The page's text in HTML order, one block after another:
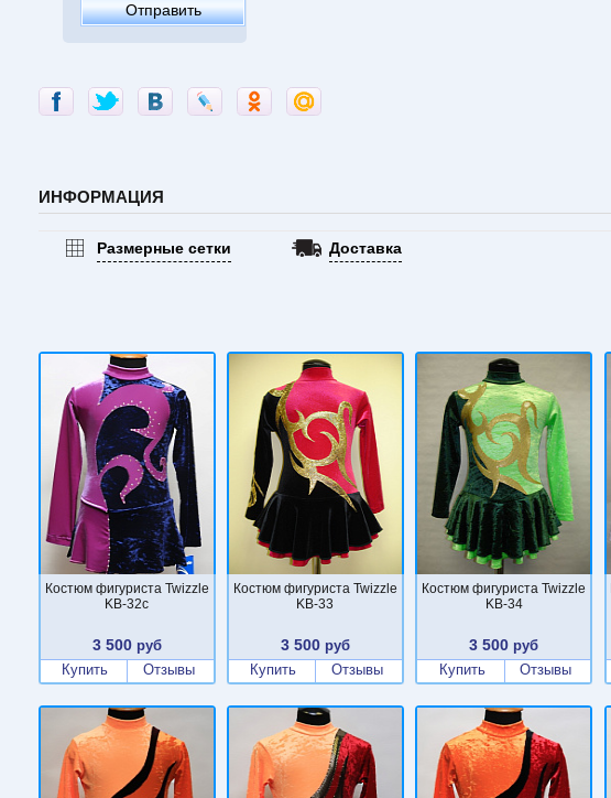
ИНФОРМАЦИЯ
Размерные сетки Доставка
Костюм фигуриста Twizzle
KB-32c
3 500руб
Купить
Отзывы
Костюм фигуриста Twizzle
KB-33
3 500руб
Купить
Отзывы
Костюм фигуриста Twizzle
KB-34
3 500 руб
Купить
Отзывы